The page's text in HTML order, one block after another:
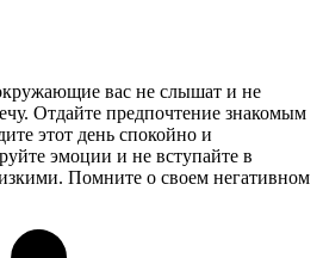
вас не слышат и не
Отдайте предпочтение знакомым
этот день спокойно и
эмоции и не вступайте в
Помните о своем негативном